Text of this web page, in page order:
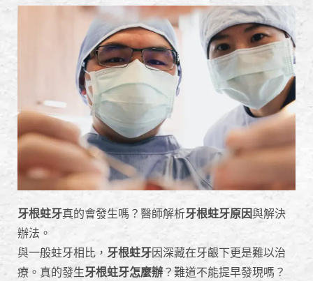
牙根蛀牙真的會發生嗎？醫師解析牙根蛀牙原因與解決
辦法。
與一般蛀牙相比， 牙根蛀牙因深藏在牙齦下更是難以治
療。真的發生牙根蛀牙怎麼辦 ？難道不能提早發現嗎？